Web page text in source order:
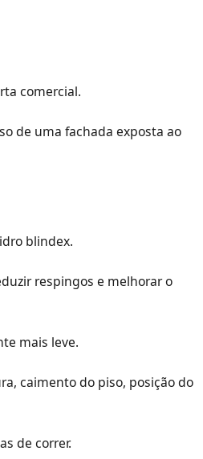
comercial.
de uma fachada exposta ao
blindex.
respingos e melhorar o
mais leve.
caimento do piso, posição do
de correr.